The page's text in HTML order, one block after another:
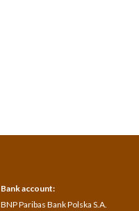
Bank account:
BNP Paribas Bank Polska S.A.